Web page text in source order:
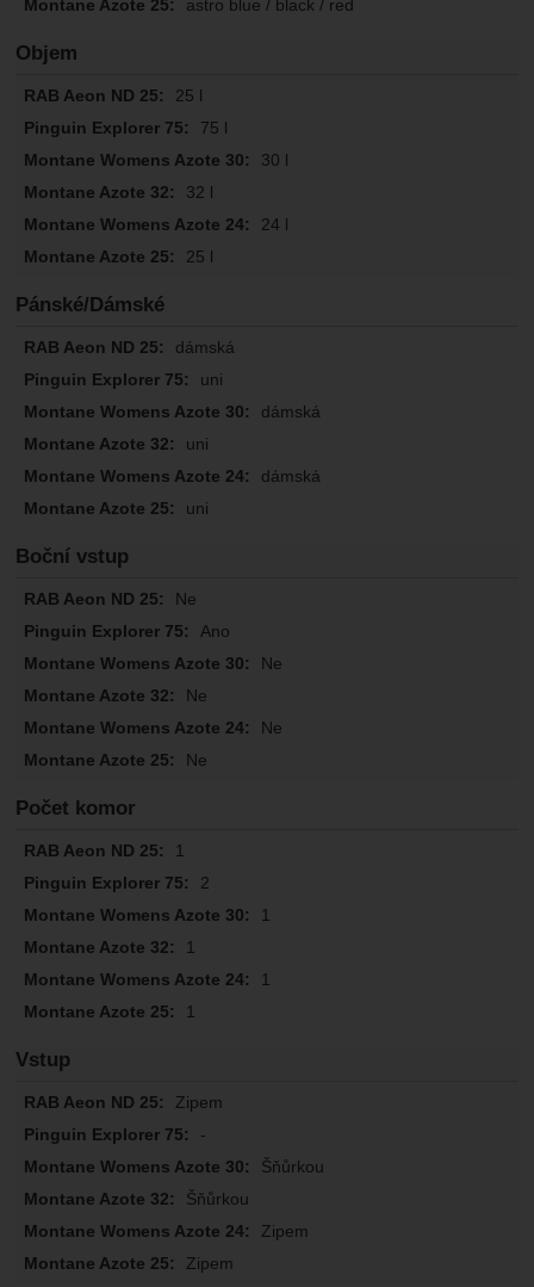
astro blue / black / red
Objem
25 l
75 l
30 l
32 l
24 l
25 l
Pánské/Dámské
dámská
uni
dámská
uni
dámská
uni
Boční vstup
Ne
Ano
Ne
Ne
Ne
Ne
Počet komor
1
2
1
1
1
1
Vstup
Zipem
-
Šňůrkou
Šňůrkou
Zipem
Zipem